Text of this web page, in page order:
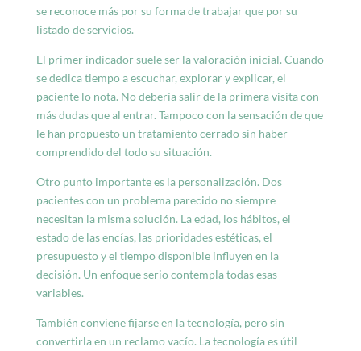
se reconoce más por su forma de trabajar que por su
listado de servicios.
El primer indicador suele ser la valoración inicial. Cuando
se dedica tiempo a escuchar, explorar y explicar, el
paciente lo nota. No debería salir de la primera visita con
más dudas que al entrar. Tampoco con la sensación de que
le han propuesto un tratamiento cerrado sin haber
comprendido del todo su situación.
Otro punto importante es la personalización. Dos
pacientes con un problema parecido no siempre
necesitan la misma solución. La edad, los hábitos, el
estado de las encías, las prioridades estéticas, el
presupuesto y el tiempo disponible influyen en la
decisión. Un enfoque serio contempla todas esas
variables.
También conviene fijarse en la tecnología, pero sin
convertirla en un reclamo vacío. La tecnología es útil